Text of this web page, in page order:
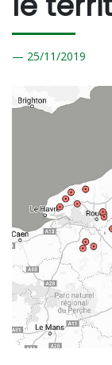
25/11/2019